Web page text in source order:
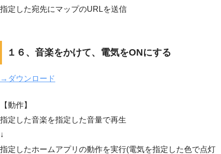
指定した宛先にマップのURLを送信
１６、音楽をかけて、電気をONにする
→ダウンロード
【動作】
指定した音楽を指定した音量で再生
↓
指定したホームアプリの動作を実行(電気を指定した色で点灯